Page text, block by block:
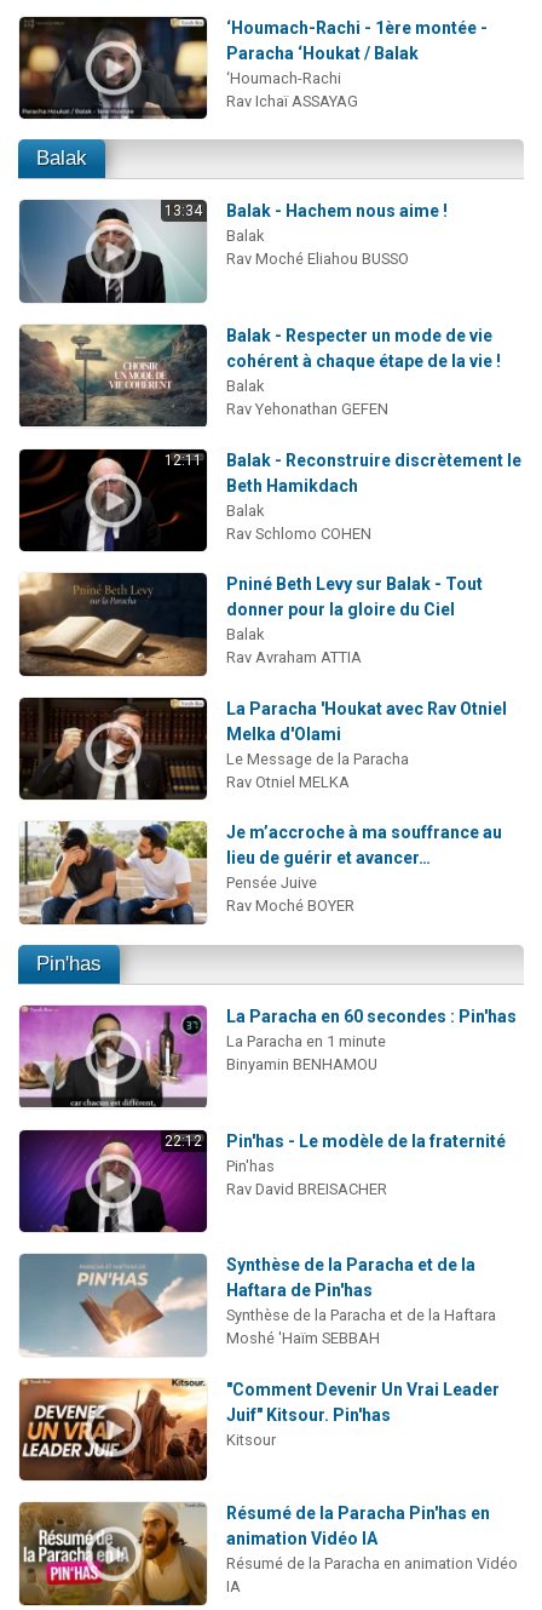
‘Houmach-Rachi - 1ère montée -
Paracha ‘Houkat / Balak
‘Houmach-Rachi
Rav Ichaï ASSAYAG
Balak
13:34 Balak - Hachem nous aime !
Balak
Rav Moché Eliahou BUSSO
Balak - Respecter un mode de vie
cohérent à chaque étape de la vie !
Balak
Rav Yehonathan GEFEN
12:11
Balak - Reconstruire discrètement le
Beth Hamikdach
Balak
Rav Schlomo COHEN
Pniné Beth Levy sur Balak - Tout
donner pour la gloire du Ciel
Balak
Rav Avraham ATTIA
La Paracha 'Houkat avec Rav Otniel
Melka d'Olami
Le Message de la Paracha
Rav Otniel MELKA
Je m’accroche à ma souffrance au
lieu de guérir et avancer…
Pensée Juive
Rav Moché BOYER
Pin'has
La Paracha en 60 secondes : Pin'has
La Paracha en 1 minute
Binyamin BENHAMOU
22:12 Pin'has - Le modèle de la fraternité
Pin'has
Rav David BREISACHER
Synthèse de la Paracha et de la
Haftara de Pin'has
Synthèse de la Paracha et de la Haftara
Moshé 'Haïm SEBBAH
"Comment Devenir Un Vrai Leader
Juif" Kitsour. Pin'has
Kitsour
Résumé de la Paracha Pin'has en
animation Vidéo IA
Résumé de la Paracha en animation Vidéo
IA